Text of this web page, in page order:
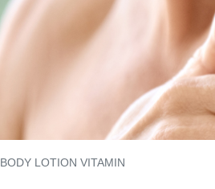
BODY LOTION VITAMIN